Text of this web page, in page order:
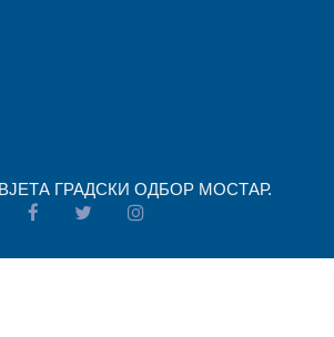
ГРАДСКИ ОДБОР МОСТАР.